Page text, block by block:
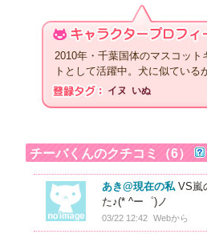
2010年・千葉国体のマスコッ
トとして活躍中。犬に似ている
イヌ いぬ
チーバくんのクチコミ（6）
あき@現在の私VS嵐
た♪(* ^ー゜)ノ
03/22 12:42 Webから